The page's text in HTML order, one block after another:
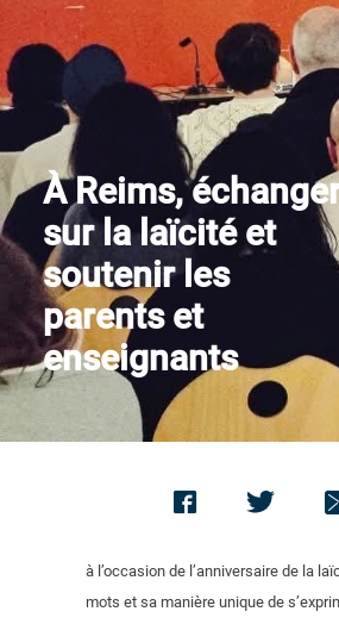
Notre action
Ressources
Nous soutenir
Nous contacter
À Reims,
sur la laïcité et
soutenir les
parents et
enseignants
à l’occasion de l’anniversaire de la
mots et sa manière unique de